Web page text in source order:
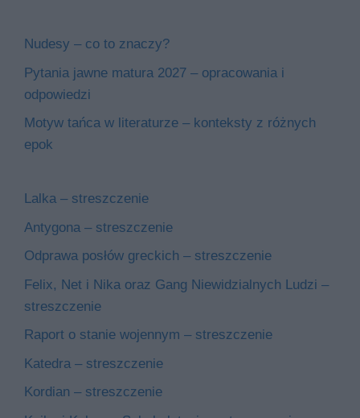
Nudesy – co to znaczy?
Pytania jawne matura 2027 – opracowania i
odpowiedzi
Motyw tańca w literaturze – konteksty z różnych
epok
Lalka – streszczenie
Antygona – streszczenie
Odprawa posłów greckich – streszczenie
Felix, Net i Nika oraz Gang Niewidzialnych Ludzi –
streszczenie
Raport o stanie wojennym – streszczenie
Katedra – streszczenie
Kordian – streszczenie